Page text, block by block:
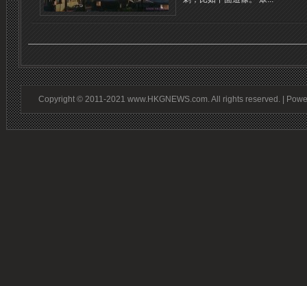
Copyright © 2011-2021 www.HKGNEWS.com. All rights reserved. |